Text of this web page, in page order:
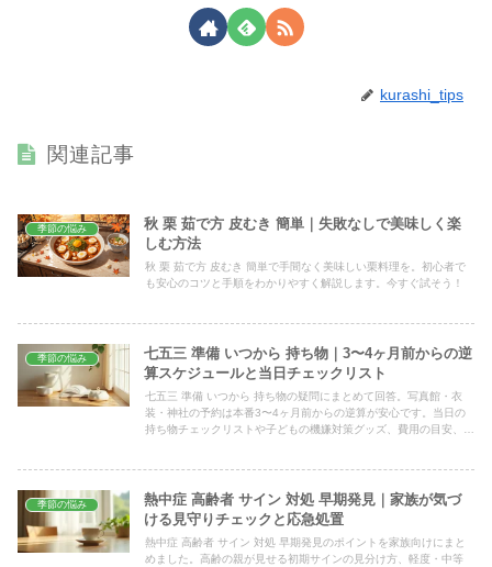
kurashi_tips
関連記事
季節の悩み
秋 栗 茹で方 皮むき 簡単｜失敗なしで美味しく楽
しむ方法
秋 栗 茹で方 皮むき 簡単で手間なく美味しい栗料理を。初心者で
も安心のコツと手順をわかりやすく解説します。今すぐ試そう！
季節の悩み
七五三 準備 いつから 持ち物｜3〜4ヶ月前からの逆
算スケジュールと当日チェックリスト
七五三 準備 いつから 持ち物の疑問にまとめて回答。写真館・衣
装・神社の予約は本番3〜4ヶ月前からの逆算が安心です。当日の
持ち物チェックリストや子どもの機嫌対策グッズ、費用の目安、よ
季節の悩み
熱中症 高齢者 サイン 対処 早期発見｜家族が気づ
ける見守りチェックと応急処置
熱中症 高齢者 サイン 対処 早期発見のポイントを家族向けにまと
めました。高齢の親が見せる初期サインの見分け方、軽度・中等